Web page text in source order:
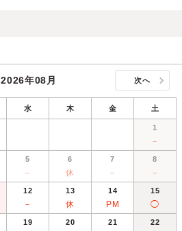
2026年08月 次へ
水 木 金 土
1
－
5
－
6
休
7
－
8
－
12
－
13
休
14
PM
15
◯
19 20 21 22